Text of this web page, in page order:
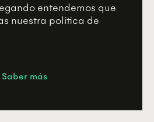
entendemos que
nuestra política de
Saber más